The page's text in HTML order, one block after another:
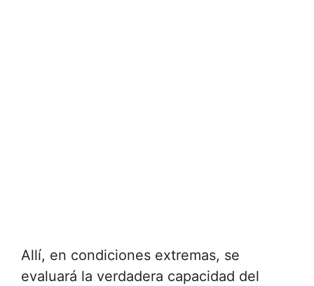
Allí, en condiciones extremas, se
evaluará la verdadera capacidad del